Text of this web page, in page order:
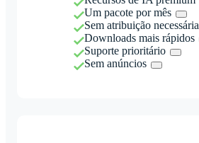
Um pacote por mês
Sem atribuição necessária
Downloads mais rápidos
Suporte prioritário
Sem anúncios